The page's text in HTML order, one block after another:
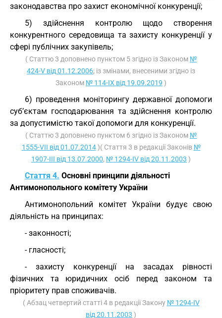
законодавства про захист економічної конкуренції;
5) здійснення контролю щодо створення
конкурентного середовища та захисту конкуренції у
сфері публічних закупівель;
( Статтю 3 доповнено пунктом 5 згідно із Законом №
424-V від 01.12.2006; із змінами, внесеними згідно із
Законом № 114-IX від 19.09.2019 )
6) проведення моніторингу державної допомоги
суб’єктам господарювання та здійснення контролю
за допустимістю такої допомоги для конкуренції.
( Статтю 3 доповнено пунктом 6 згідно із Законом №
1555-VII від 01.07.2014)( Стаття 3 в редакції Законів №
1907-III від 13.07.2000, № 1294-IV від 20.11.2003 )
Стаття 4. Основні принципи діяльності
Антимонопольного комітету України
Антимонопольний комітет України будує свою
діяльність на принципах:
- законності;
- гласності;
- захисту конкуренції на засадах рівності
фізичних та юридичних осіб перед законом та
пріоритету прав споживачів.
( Абзац четвертий статті 4 в редакції Закону № 1294-IV
від 20.11.2003 )